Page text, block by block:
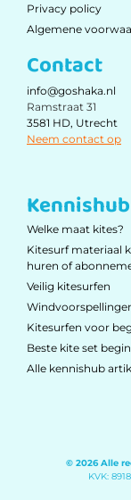
Privacy policy
Algemene
Contact
info@goshaka.nl
Ramstraat 31
3581 HD, Utrecht
Neem contact op
Kennishub
Welke maat kites?
Kitesurf materiaal
huren of
Veilig kitesurfen
Kitesurfen voor
Beste kite set
Alle kennishub
© 2026 Alle
KVK: